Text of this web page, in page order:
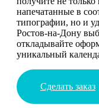
напечатанные в
типографии, но и
Ростов-на-Дону
откладывайте
уникальный
Сделать заказ